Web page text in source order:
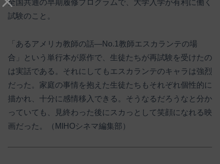
全国共通の早期履修プログラムで、大学入学が有利に働く
試験のこと。
「あるアメリカ教師の話―No.1教師エスカランテの場
合」という単行本が原作で、生徒たちが再試験を受けたの
は実話である。それにしてもエスカランテのキャラは強烈
だった。家庭の事情を抱えた生徒たちもそれぞれ個性的に
描かれ、十分に感情移入できる。そうなるだろうなと分か
っていても、見終わった後にスカっとして笑顔になれる映
画だった。（MIHOシネマ編集部）